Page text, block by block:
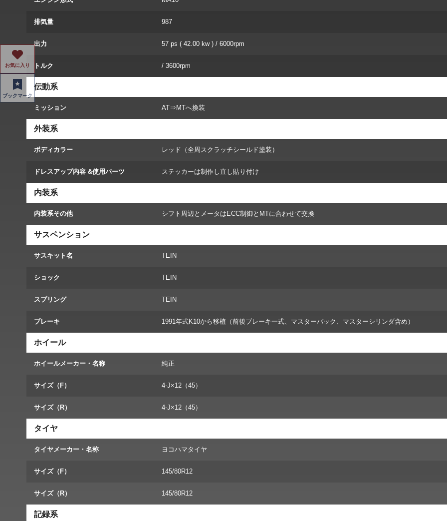
排気量 987
出力 57 ps ( 42.00 kw ) / 6000rpm
トルク / 3600rpm
伝動系
ミッション AT⇒MTへ換装
外装系
ボディカラー レッド（全周スクラッチシールド塗装）
ドレスアップ内容 &使用パーツ ステッカーは制作し直し貼り付け
内装系
内装系その他 シフト周辺とメータはECC制御とMTに合わせて交換
サスペンション
サスキット名 TEIN
ショック TEIN
スプリング TEIN
ブレーキ 1991年式K10から移植（前後ブレーキ一式、マスターバック、マスターシリンダ含め）
ホイール
ホイールメーカー・名称 純正
サイズ（F） 4-J×12（45）
サイズ（R） 4-J×12（45）
タイヤ
タイヤメーカー・名称 ヨコハマタイヤ
サイズ（F） 145/80R12
サイズ（R） 145/80R12
記録系
お気に入り
ブックマーク